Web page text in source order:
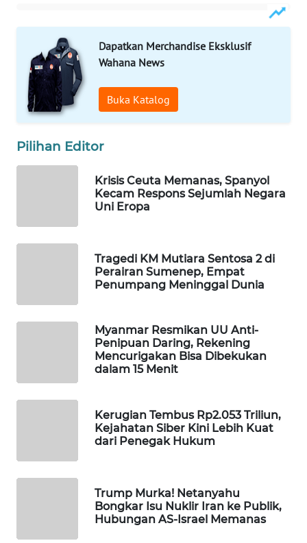
Dapatkan Merchandise Eksklusif
Wahana News
Buka Katalog
Pilihan Editor
Krisis Ceuta Memanas, Spanyol
Kecam Respons Sejumlah Negara
Uni Eropa
Tragedi KM Mutiara Sentosa 2 di
Perairan Sumenep, Empat
Penumpang Meninggal Dunia
Myanmar Resmikan UU Anti-
Penipuan Daring, Rekening
Mencurigakan Bisa Dibekukan
dalam 15 Menit
Kerugian Tembus Rp2.053 Triliun,
Kejahatan Siber Kini Lebih Kuat
dari Penegak Hukum
Trump Murka! Netanyahu
Bongkar Isu Nuklir Iran ke Publik,
Hubungan AS-Israel Memanas
WAHANA
SELEB
WAHANA
PERSONA
WAHANA
OTOMOTIF
Network
MASYARAKAT
KELISTRIKAN